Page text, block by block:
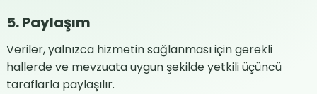
5. Paylaşım
Veriler, yalnızca hizmetin sağlanması için gerekli
hallerde ve mevzuata uygun şekilde yetkili üçüncü
taraflarla paylaşılır.